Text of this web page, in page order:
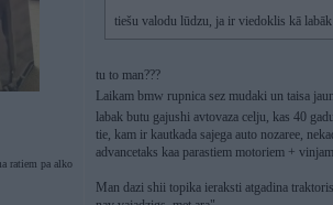
ratiem pa alko
tiešu valodu lūdzu, ja ir viedoklis kā
tu to man???
Laikam bmw rupnica sez mudaki un taisa
labak butu gajushi avtovaza celju, kas 40
tie, kam ir kautkada sajega auto nozaree,
advancetaks kaa parastiem motoriem +
Man dazi shii topika ieraksti atgadina